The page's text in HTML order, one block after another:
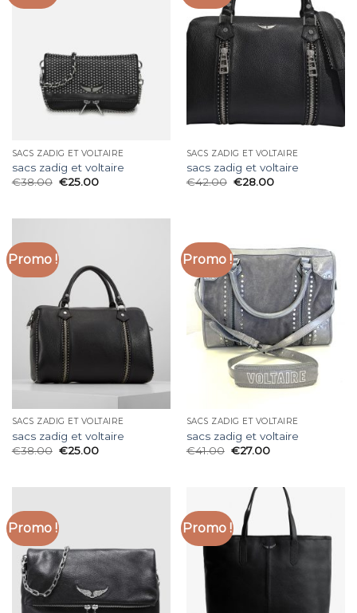
SACS ZADIG ET VOLTAIRE
sacs zadig et voltaire
€38.00 €25.00
SACS ZADIG ET VOLTAIRE
sacs zadig et voltaire
€42.00 €28.00
Promo !
SACS ZADIG ET VOLTAIRE
sacs zadig et voltaire
€38.00 €25.00
Promo !
SACS ZADIG ET VOLTAIRE
sacs zadig et voltaire
€41.00 €27.00
Promo ! Promo !